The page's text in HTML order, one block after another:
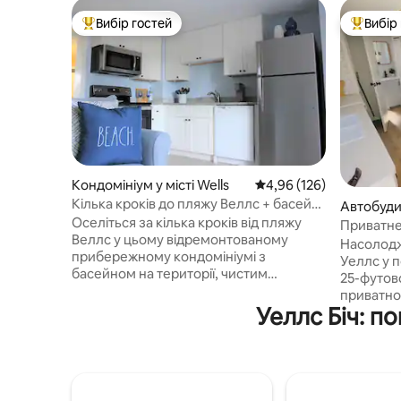
Топ вибір гостей
Вибір гостей
Кондомініум у місті Wells Середня оцінка: 4,96 з
4,96 (126)
Кілька кроків до пляжу Веллс + басейн |
Відпочинок на узбережжі
Оселіться за кілька кроків від пляжу
Веллс у цьому відремонтованому
прибережному кондомініумі з
басейном на території, чистим
розташуванням поруч з Атлантик-
авеню, куди можна дійти пішки.
Топ
Уеллс у
25-
милі від
Уеллс Біч: